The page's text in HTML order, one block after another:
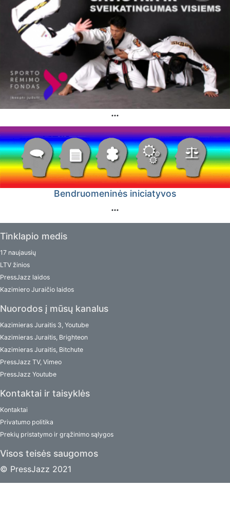
Bendruomeninės iniciatyvos
Tinklapio medis
17 naujausių
LTV žinios
PressJazz laidos
Kazimiero Juraičio laidos
Nuorodos į mūsų kanalus
Kazimieras Juraitis 3, Youtube
Kazimieras Juraitis, Brighteon
Kazimieras Juraitis, Bitchute
PressJazz TV, Vimeo
PressJazz Youtube
Kontaktai ir taisyklės
Kontaktai
Privatumo politika
Prekių pristatymo ir grąžinimo sąlygos
Visos teisės saugomos
© PressJazz 2021